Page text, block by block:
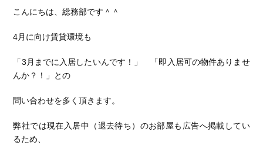
こんにちは、総務部です＾＾
4月に向け賃貸環境も
「3月までに入居したいんです！」 「即入居可の物件ありませ
んか？！」との
問い合わせを多く頂きます。
弊社では現在入居中（退去待ち）のお部屋も広告へ掲載してい
るため、